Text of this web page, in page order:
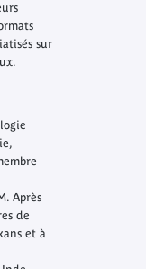
sur
Après
de
et à